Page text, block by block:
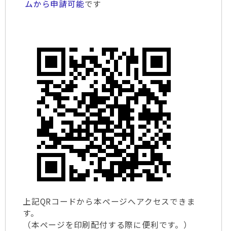
ムから申請可能です
上記QRコードから本ページへアクセスできま
す。
（本ページを印刷配付する際に便利です。）